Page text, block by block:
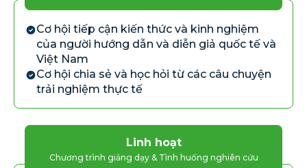
Cơ hội tiếp cận kiến thức và kinh nghiệm
của người hướng dẫn và diễn giả quốc tế và
Việt Nam
Cơ hội chia sẻ và học hỏi từ các câu chuyện
trải nghiệm thực tế
Linh hoạt
Chương trình giảng dạy & Tình huống nghiên cứu